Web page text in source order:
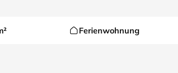
Ferienwohnung